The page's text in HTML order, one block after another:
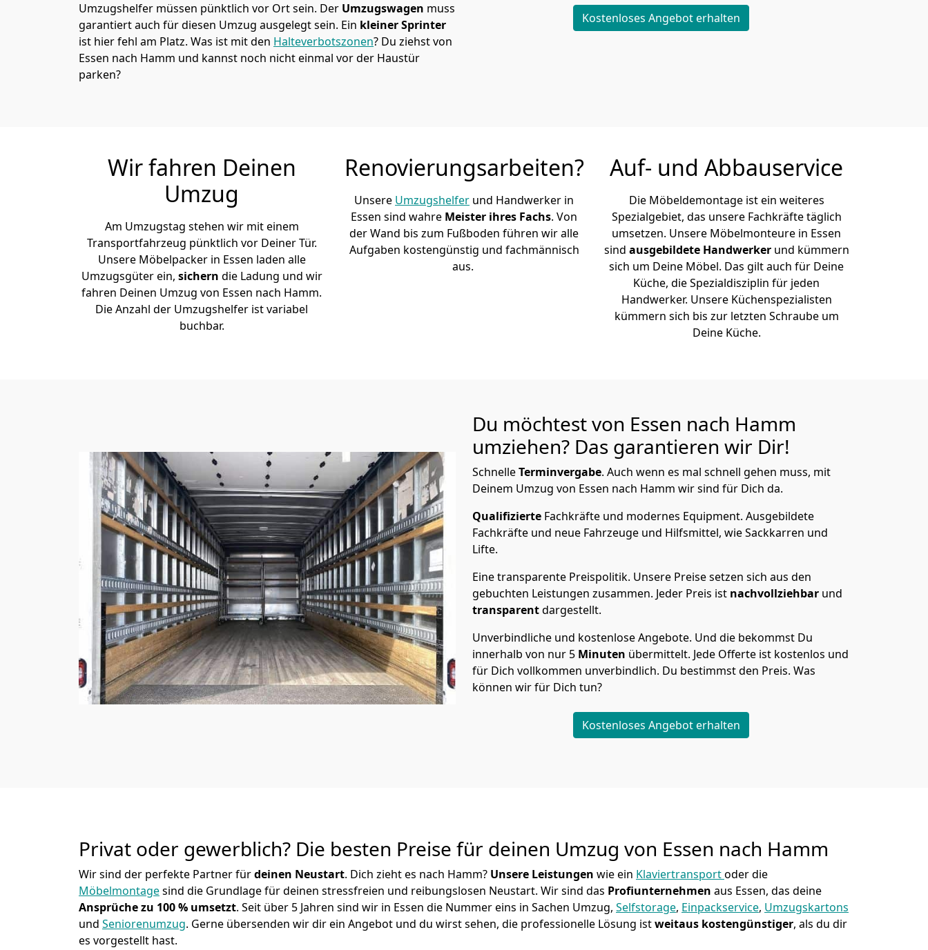
Umzugshelfer müssen pünktlich vor Ort sein. Der Umzugswagen muss
garantiert auch für diesen Umzug ausgelegt sein. Ein kleiner Sprinter
ist hier fehl am Platz. Was ist mit den Halteverbotszonen? Du ziehst von
Essen nach Hamm und kannst noch nicht einmal vor der Haustür
parken?
Kostenloses Angebot erhalten
Wir fahren Deinen
Umzug
Am Umzugstag stehen wir mit einem
Transportfahrzeug pünktlich vor Deiner Tür.
Unsere Möbelpacker in Essen laden alle
Umzugsgüter ein, sichern die Ladung und wir
fahren Deinen Umzug von Essen nach Hamm.
Die Anzahl der Umzugshelfer ist variabel
buchbar.
Renovierungsarbeiten?
Unsere Umzugshelfer und Handwerker in
Essen sind wahre Meister ihres Fachs. Von
der Wand bis zum Fußboden führen wir alle
Aufgaben kostengünstig und fachmännisch
aus.
Auf- und Abbauservice
Die Möbeldemontage ist ein weiteres
Spezialgebiet, das unsere Fachkräfte täglich
umsetzen. Unsere Möbelmonteure in Essen
sind ausgebildete Handwerker und kümmern
sich um Deine Möbel. Das gilt auch für Deine
Küche, die Spezialdisziplin für jeden
Handwerker. Unsere Küchenspezialisten
kümmern sich bis zur letzten Schraube um
Deine Küche.
Du möchtest von Essen nach Hamm
umziehen? Das garantieren wir Dir!
SchnelleTerminvergabe. Auch wenn es mal schnell gehen muss, mit
Deinem Umzug von Essen nach Hamm wir sind für Dich da.
Qualifizierte Fachkräfte und modernes Equipment. Ausgebildete
Fachkräfte und neue Fahrzeuge und Hilfsmittel, wie Sackkarren und
Lifte.
Eine transparente Preispolitik. Unsere Preise setzen sich aus den
gebuchten Leistungen zusammen. Jeder Preis ist nachvollziehbar und
transparentdargestellt.
Unverbindliche und kostenlose Angebote. Und die bekommst Du
innerhalb von nur 5 Minuten übermittelt. Jede Offerte ist kostenlos und
für Dich vollkommen unverbindlich. Du bestimmst den Preis. Was
können wir für Dich tun?
Kostenloses Angebot erhalten
Privat oder gewerblich? Die besten Preise für deinen Umzug von Essen nach Hamm
Wir sind der perfekte Partner fürdeinen Neustart. Dich zieht es nach Hamm? Unsere Leistungen wie ein Klaviertransportoder die
Möbelmontagesind die Grundlage für deinen stressfreien und reibungslosen Neustart. Wir sind das Profiunternehmen aus Essen, das deine
Ansprüche zu 100 % umsetzt. Seit über 5 Jahren sind wir in Essen die Nummer eins in Sachen Umzug, Selfstorage, Einpackservice, Umzugskartons
und Seniorenumzug. Gerne übersenden wir dir ein Angebot und du wirst sehen, die professionelle Lösung istweitaus kostengünstiger, als du dir
es vorgestellt hast.